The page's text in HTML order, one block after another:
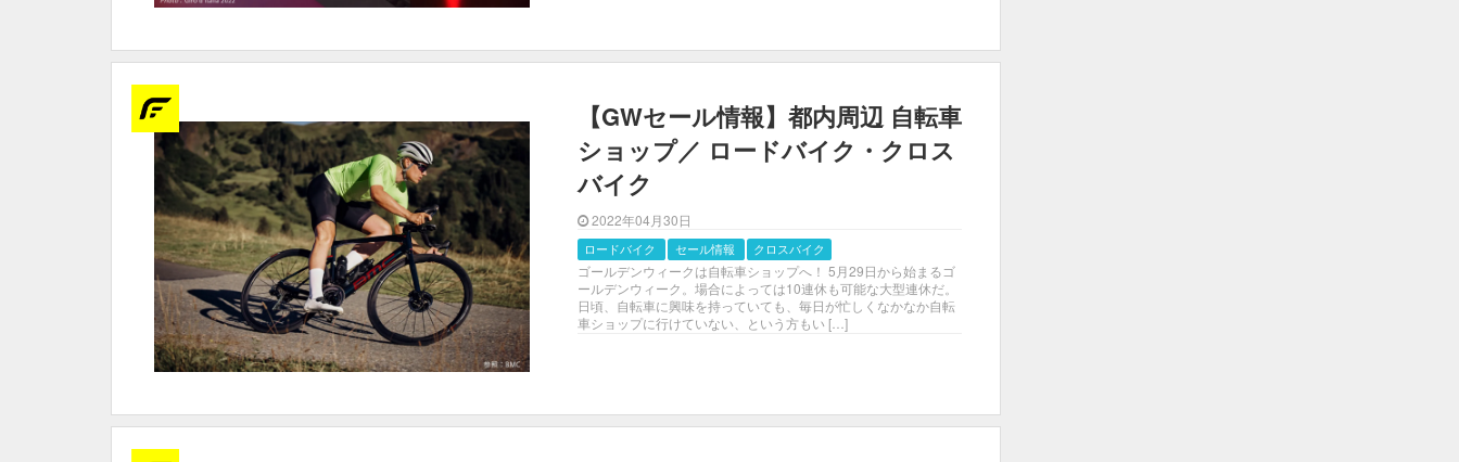
【GWセール情報】都内周辺 自転車
ショップ／ ロードバイク・クロス
バイク
2022年04月30日
ロードバイク セール情報 クロスバイク
ゴールデンウィークは自転車ショップへ！ 5月29日から始まるゴ
ールデンウィーク。場合によっては10連休も可能な大型連休だ。
日頃、自転車に興味を持っていても、毎日が忙しくなかなか自転
車ショップに行けていない、という方もい […]